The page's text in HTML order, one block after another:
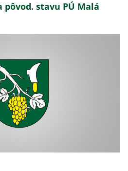
stavu PÚ Malá